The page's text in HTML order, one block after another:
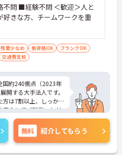
問 ■経験不問 ＜歓迎＞人と
好きな方、チームワークを重
残業少なめ 無資格OK
ブランクOK
交通費支給
国約240拠点（2023年
開する大手法人です。
方は7割以上、しっか
安心してご就業いただ
困っている方に、手を
りがいのあるお仕事
対策ポイントなど、
すのでお気軽にご相談
無料 紹介してもらう